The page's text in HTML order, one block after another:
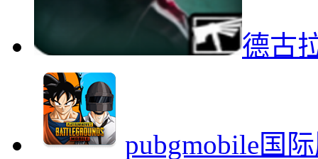
德古
pubgmobile国